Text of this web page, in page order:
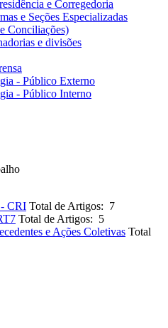
e Corregedoria
e Seções Especializadas
Conciliações)
e divisões
- Público Externo
- Público Interno
CRI Total de Artigos: 7
Total de Artigos: 5
e Ações Coletivas Total